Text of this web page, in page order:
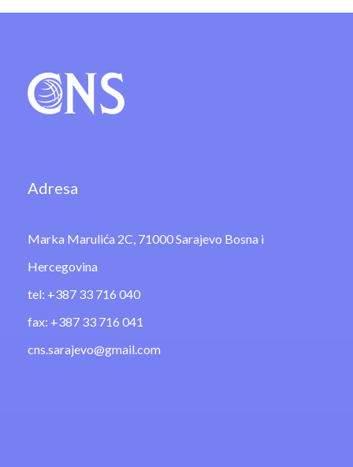
Adresa
Marka Marulića 2C, 71000 Sarajevo Bosna i
Hercegovina
tel: +387 33 716 040
fax: +387 33 716 041
cns.sarajevo@gmail.com